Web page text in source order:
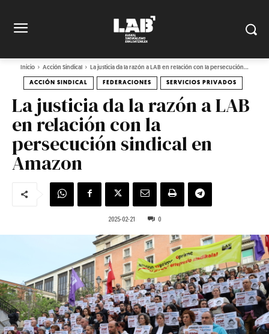
Inicio Acción Sindical La justicia da la razón a LAB en relación con la persecución...
ACCIÓN SINDICAL FEDERACIONES SERVICIOS PRIVADOS
La justicia da la razón a LAB
en relación con la
persecución sindical en
Amazon
2025-02-21 0